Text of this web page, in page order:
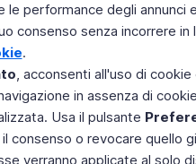
le performance degli
consenso senza incorrere
.
, acconsenti all'uso di
in assenza di
Usa il pulsante
consenso o revocare quello
verranno applicate al solo